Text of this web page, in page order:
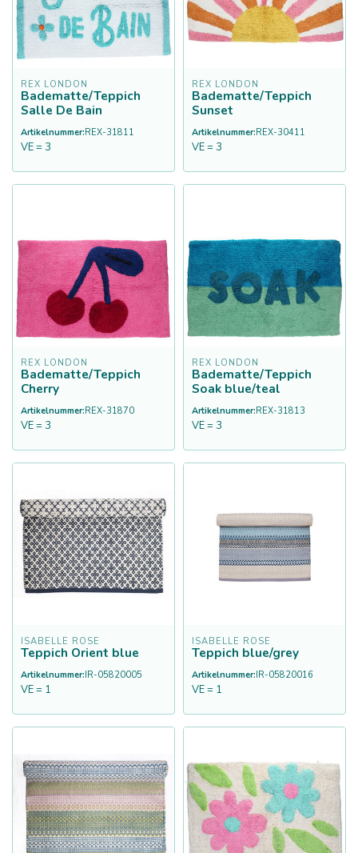
REX LONDON
Badematte/Teppich
Salle De Bain
Artikelnummer:REX-31811
VE = 3
REX LONDON
Badematte/Teppich
Sunset
Artikelnummer:REX-30411
VE = 3
REX LONDON
Badematte/Teppich
Cherry
Artikelnummer:REX-31870
VE = 3
REX LONDON
Badematte/Teppich
Soak blue/teal
Artikelnummer:REX-31813
VE = 3
ISABELLE ROSE
Teppich Orient blue
Artikelnummer:IR-05820005
VE = 1
ISABELLE ROSE
Teppich blue/grey
Artikelnummer:IR-05820016
VE = 1